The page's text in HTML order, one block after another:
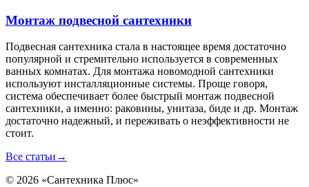
Монтаж подвесной сантехники
Подвесная сантехника стала в настоящее время достаточно
популярной и стремительно используется в современных
ванных комнатах. Для монтажа новомодной сантехники
используют инсталляционные системы. Проще говоря,
система обеспечивает более быстрый монтаж подвесной
сантехники, а именно: раковины, унитаза, биде и др. Монтаж
достаточно надежный, и переживать о неэффективности не
стоит.
Все статьи →
© 2026 «Сантехника Плюс»